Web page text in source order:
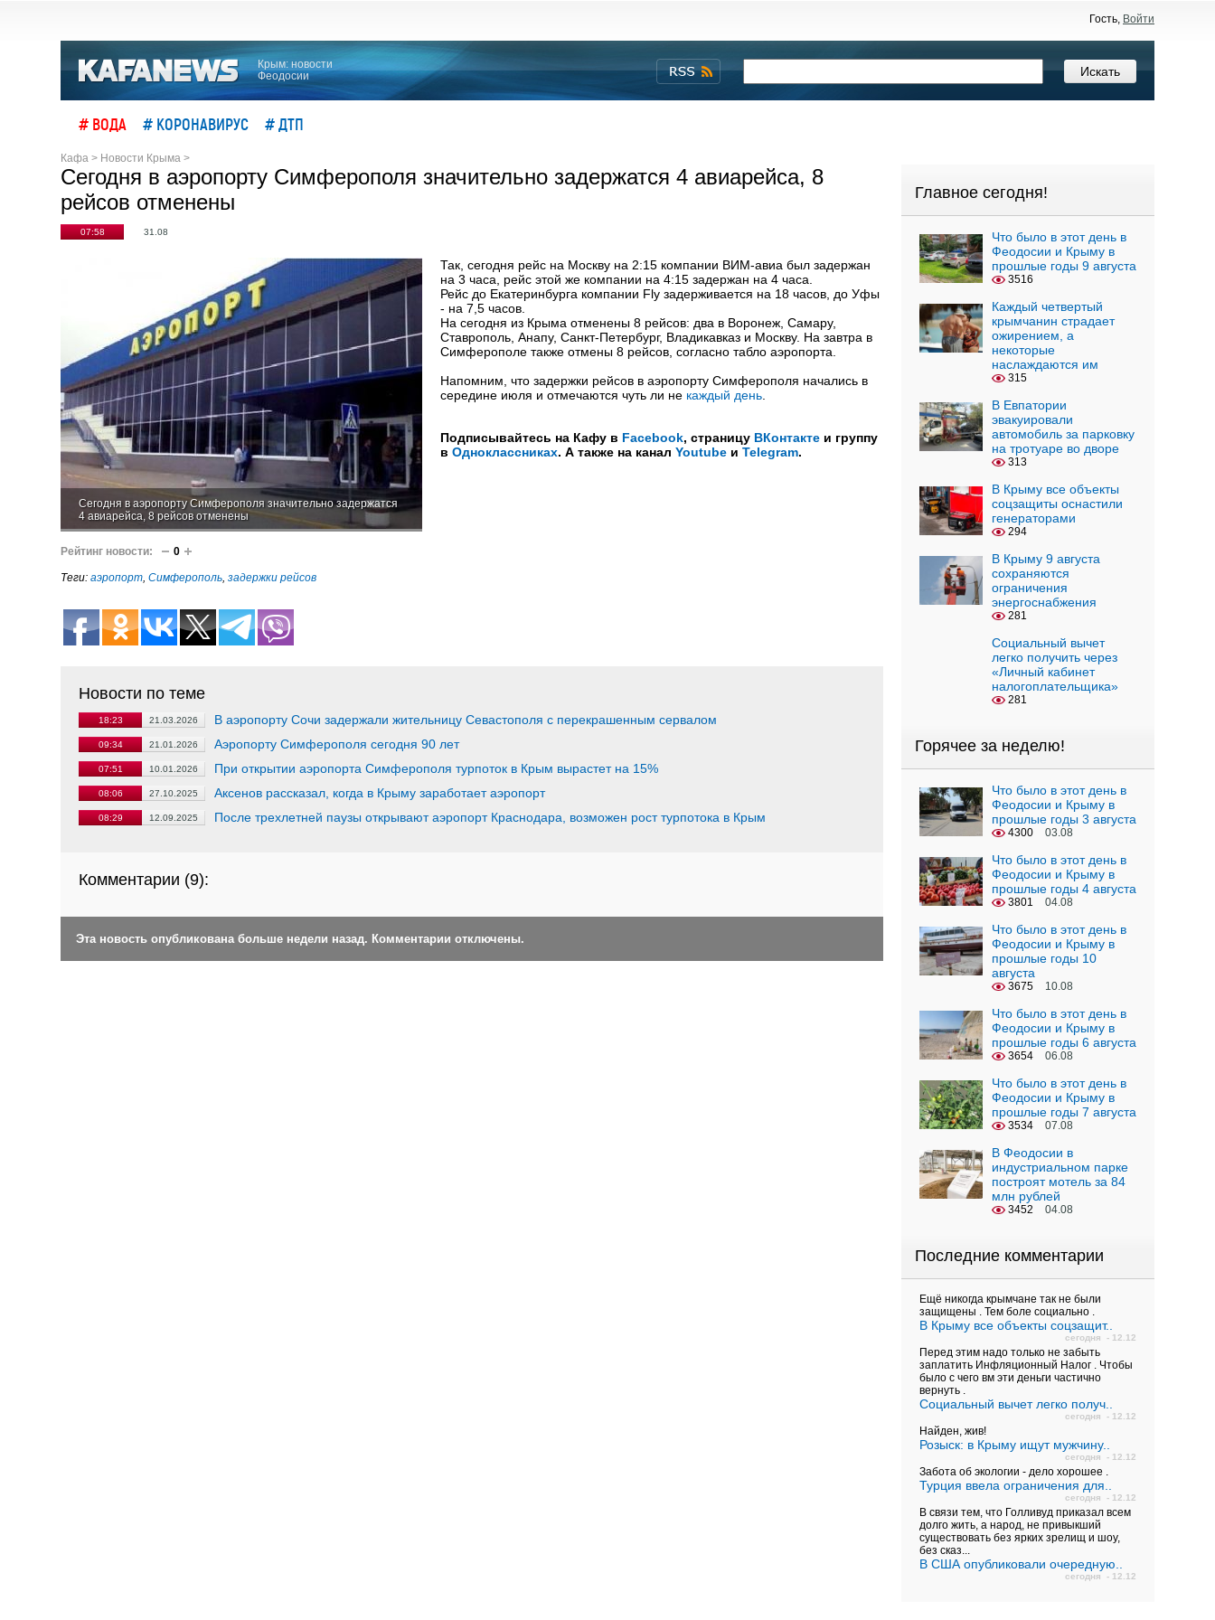
Гость, Войти
Крым: новости
Феодосии
# ВОДА # КОРОНАВИРУС # ДТП
Кафа > Новости Крыма >
Сегодня в аэропорту Симферополя значительно задержатся 4 авиарейса, 8
рейсов отменены
07:58 31.08
Сегодня в аэропорту Симферополя значительно задержатся
4 авиарейса, 8 рейсов отменены
Так, сегодня рейс на Москву на 2:15 компании ВИМ-авиа был задержан
на 3 часа, рейс этой же компании на 4:15 задержан на 4 часа.
Рейс до Екатеринбурга компании Fly задерживается на 18 часов, до Уфы
- на 7,5 часов.
На сегодня из Крыма отменены 8 рейсов: два в Воронеж, Самару,
Ставрополь, Анапу, Санкт-Петербург, Владикавказ и Москву. На завтра в
Симферополе также отмены 8 рейсов, согласно табло аэропорта.
Напомним, что задержки рейсов в аэропорту Симферополя начались в
середине июля и отмечаются чуть ли не каждый день
Подписывайтесь на Кафу в Facebook, страницу ВКонтакте и группу
в Одноклассниках. А также на канал Youtube и Telegram.
Рейтинг новости: 0
Теги: аэропорт, Симферополь, задержки рейсов
Новости по теме
18:23 21.03.2026 В аэропорту Сочи задержали жительницу Севастополя с перекрашенным сервалом
09:34 21.01.2026 Аэропорту Симферополя сегодня 90 лет
07:51 10.01.2026 При открытии аэропорта Симферополя турпоток в Крым вырастет на 15%
08:06 27.10.2025 Аксенов рассказал, когда в Крыму заработает аэропорт
08:29 12.09.2025 После трехлетней паузы открывают аэропорт Краснодара, возможен рост турпотока в Крым
Комментарии (9):
Эта новость опубликована больше недели назад. Комментарии отключены.
Главное сегодня!
Что было в этот день в
Феодосии и Крыму в
прошлые годы 9 августа
3516
Каждый четвертый
крымчанин страдает
ожирением, а
некоторые
наслаждаются им
315
В Евпатории
эвакуировали
автомобиль за парковку
на тротуаре во дворе
313
В Крыму все объекты
соцзащиты оснастили
генераторами
294
В Крыму 9 августа
сохраняются
ограничения
энергоснабжения
281
Социальный вычет
легко получить через
«Личный кабинет
налогоплательщика»
281
Горячее за неделю!
Что было в этот день в
Феодосии и Крыму в
прошлые годы 3 августа
4300 03.08
Что было в этот день в
Феодосии и Крыму в
прошлые годы 4 августа
3801 04.08
Что было в этот день в
Феодосии и Крыму в
прошлые годы 10
августа
3675 10.08
Что было в этот день в
Феодосии и Крыму в
прошлые годы 6 августа
3654 06.08
Что было в этот день в
Феодосии и Крыму в
прошлые годы 7 августа
3534 07.08
В Феодосии в
индустриальном парке
построят мотель за 84
млн рублей
3452 04.08
Последние комментарии
Ещё никогда крымчане так не были
защищены . Тем боле социально .
В Крыму все объекты соцзащит..
сегодня - 12.12
Перед этим надо только не забыть
заплатить Инфляционный Налог . Чтобы
было с чего вм эти деньги частично
вернуть .
Социальный вычет легко получ..
сегодня - 12.12
Найден, жив!
Розыск: в Крыму ищут мужчину..
сегодня - 12.12
Забота об экологии - дело хорошее .
Турция ввела ограничения для..
сегодня - 12.12
В связи тем, что Голливуд приказал всем
долго жить, а народ, не привыкший
существовать без ярких зрелищ и шоу,
без сказ...
В США опубликовали очередную..
сегодня - 12.12